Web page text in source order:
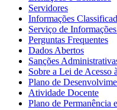
Servidores
Informações
Serviço de
Perguntas Frequentes
Dados Abertos
Sanções
Sobre a Lei de Acesso
Plano de
Atividade Docente
Plano de Permanência